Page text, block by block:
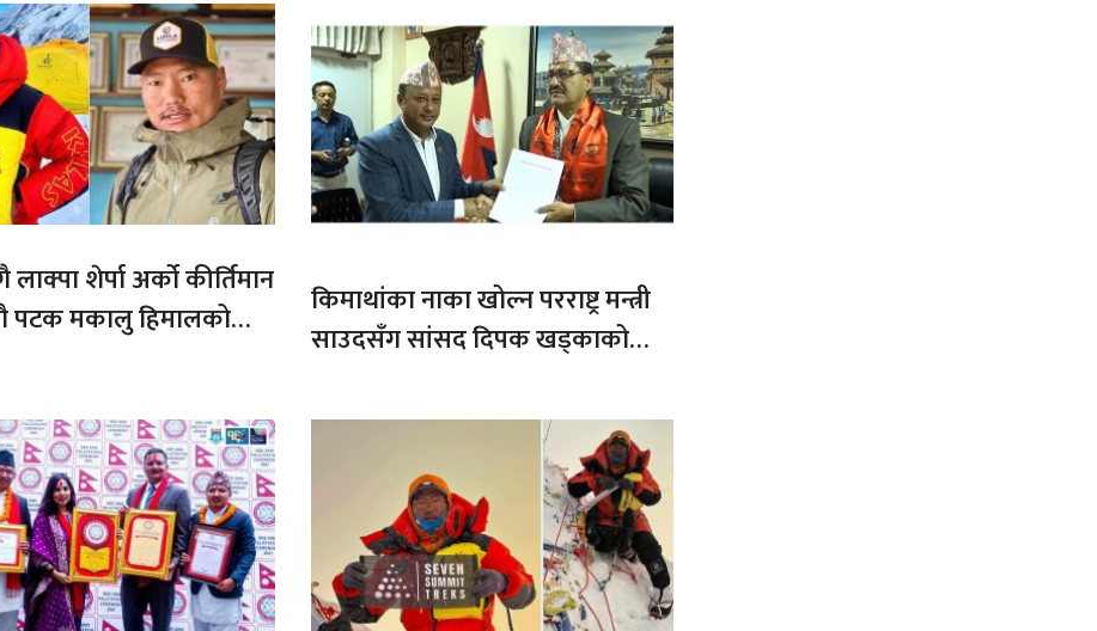
शेर्पा अर्को कीर्तिमान
पटक मकालु हिमालको
किमाथांका नाका खोल्न परराष्ट्र मन्त्री
साउदसँग सांसद दिपक खड्काको